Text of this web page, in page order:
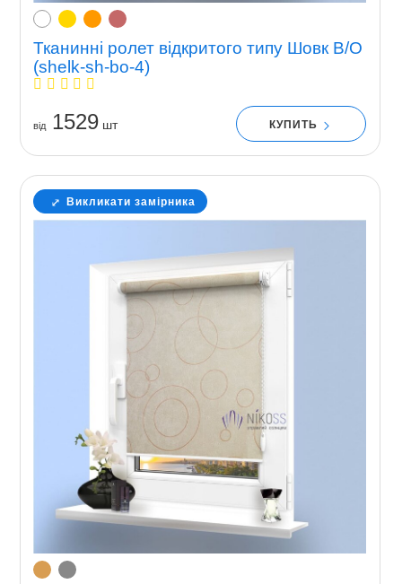
Тканинні ролет відкритого типу Шовк В/О
(shelk-sh-bo-4)
вiд1529шт КУПИТЬ
Викликати замірника